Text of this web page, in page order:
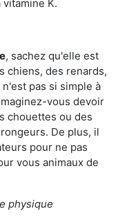
vitamine K.
, sachez qu'elle est
chiens, des renards,
pas si simple à
vous devoir
chouettes ou des
De plus, il
pour ne pas
vous animaux de
physique